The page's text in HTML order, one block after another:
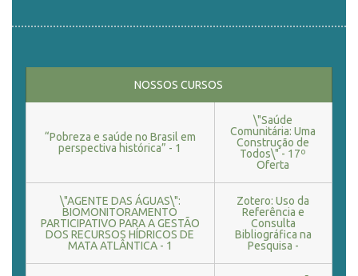
NOSSOS CURSOS
“Pobreza e saúde no Brasil em
perspectiva histórica” - 1
\"Saúde
Comunitária: Uma
Construção de
Todos\" - 17º
Oferta
\"AGENTE DAS ÁGUAS\":
BIOMONITORAMENTO
PARTICIPATIVO PARA A GESTÃO
DOS RECURSOS HÍDRICOS DE
MATA ATLÂNTICA - 1
Zotero: Uso da
Referência e
Consulta
Bibliográfica na
Pesquisa -